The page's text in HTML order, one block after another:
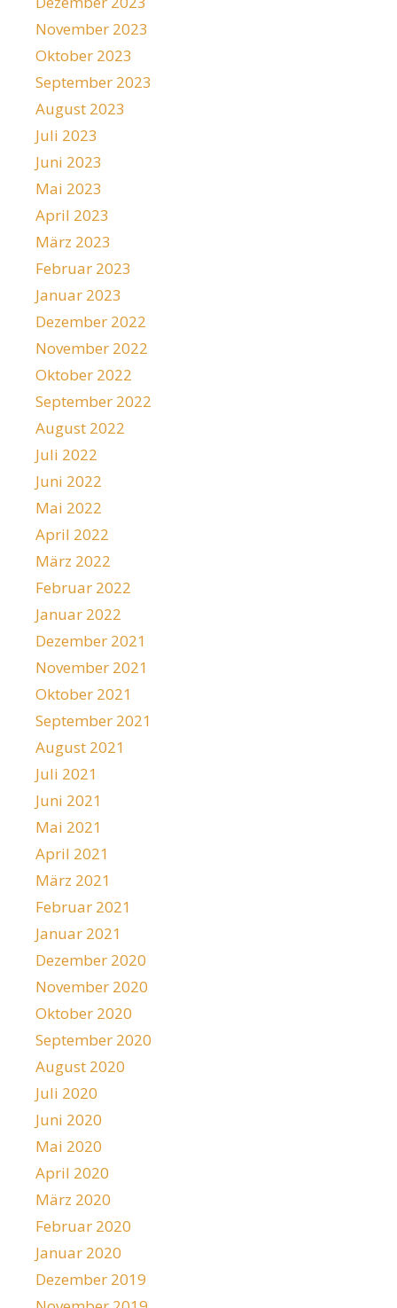
November 2023
Oktober 2023
September 2023
August 2023
Juli 2023
Juni 2023
Mai 2023
April 2023
März 2023
Februar 2023
Januar 2023
Dezember 2022
November 2022
Oktober 2022
September 2022
August 2022
Juli 2022
Juni 2022
Mai 2022
April 2022
März 2022
Februar 2022
Januar 2022
Dezember 2021
November 2021
Oktober 2021
September 2021
August 2021
Juli 2021
Juni 2021
Mai 2021
April 2021
März 2021
Februar 2021
Januar 2021
Dezember 2020
November 2020
Oktober 2020
September 2020
August 2020
Juli 2020
Juni 2020
Mai 2020
April 2020
März 2020
Februar 2020
Januar 2020
Dezember 2019